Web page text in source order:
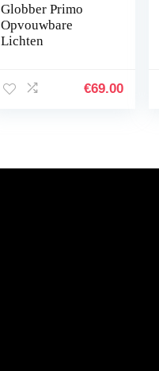
Globber Primo
Opvouwbare
Lichten
€69.00